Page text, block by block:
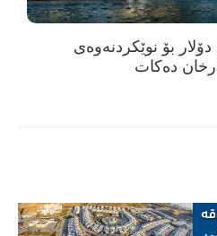
100 ملیۆن دۆلار بۆ نوێکردنەوەی
دەکات